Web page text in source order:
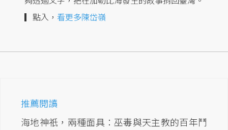
▎點入， 看更多陳岱嶺
推薦閱讀
海地神祇，兩種面具：巫毒與天主教的百年鬥